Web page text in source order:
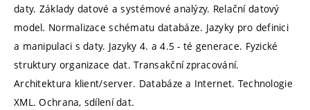
daty. Základy datové a systémové analýzy. Relační datový
model. Normalizace schématu databáze. Jazyky pro definici
a manipulaci s daty. Jazyky 4. a 4.5 - té generace. Fyzické
struktury organizace dat. Transakční zpracování.
Architektura klient/server. Databáze a Internet. Technologie
XML. Ochrana, sdílení dat.